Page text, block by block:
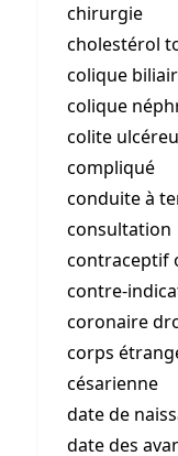
chirurgie
cholestérol
colique
colique
colite
compliqué
conduite à
consultation
contraceptif
contre-
coronaire
corps
césarienne
date de
date des